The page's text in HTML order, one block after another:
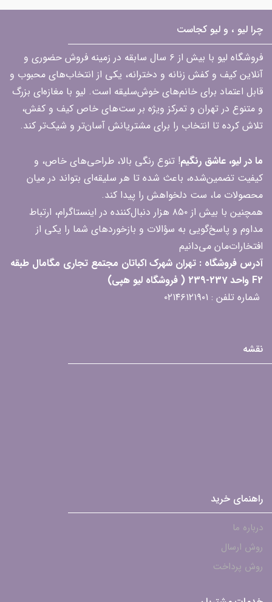
چرا لیو ، و لیو کجاست
فروشگاه لیو با بیش از ۶ سال سابقه در زمینه فروش حضوری و
آنلاین کیف و کفش زنانه و دخترانه، یکی از انتخاب‌های محبوب و
قابل اعتماد برای خانم‌های خوش‌سلیقه است. لیو با مغازه‌ای بزرگ
و متنوع در تهران و تمرکز ویژه بر ست‌های خاص کیف و کفش،
تلاش کرده تا انتخاب را برای مشتریانش آسان‌تر و شیک‌تر کند.
ما در لیو، عاشق رنگیم! تنوع رنگی بالا، طراحی‌های خاص، و
کیفیت تضمین‌شده، باعث شده تا هر سلیقه‌ای بتواند در میان
محصولات ما، ست دلخواهش را پیدا کند.
همچنین با بیش از ۸۵۰ هزار دنبال‌کننده در اینستاگرام، ارتباط
مداوم و پاسخ‌گویی به سؤالات و بازخوردهای شما را یکی از
افتخارات‌مان می‌دانیم
آدرس فروشگاه : تهران شهرک اکباتان مجتمع تجاری مگامال طبقه
F2 واحد 237-239 ( فروشگاه لیو هپی)
شماره تلفن : ۰۲۱۴۶۱۲۱۹۰۱
نقشه
راهنمای خرید
درباره ما
روش ارسال
روش پرداخت